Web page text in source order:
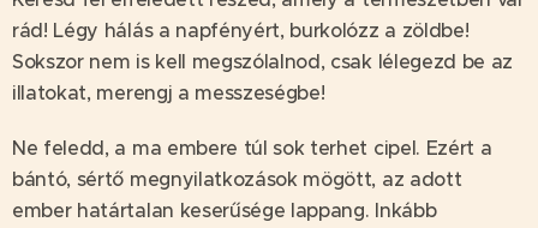
rád! Légy hálás a napfényért, burkolózz a zöldbe!
Sokszor nem is kell megszólalnod, csak lélegezd be az
illatokat, merengj a messzeségbe!
Ne feledd, a ma embere túl sok terhet cipel. Ezért a
bántó, sértő megnyilatkozások mögött, az adott
ember határtalan keserűsége lappang. Inkább